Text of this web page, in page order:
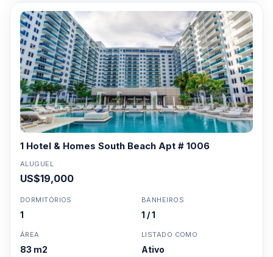
1 Hotel & Homes South Beach Apt # 1006
ALUGUEL
US$19,000
DORMITÓRIOS
1
BANHEIROS
1 / 1
ÁREA
83 m2
LISTADO COMO
Ativo